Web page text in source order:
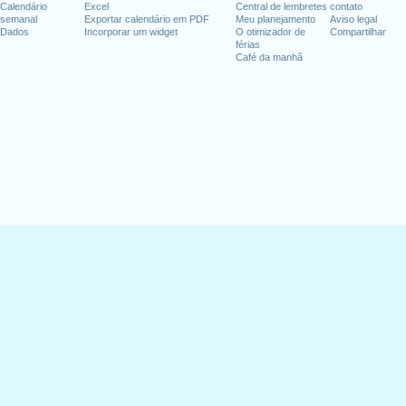
Calendário
semanal
Dados
Excel
Exportar calendário em PDF
Incorporar um widget
Central de lembretes
Meu planejamento
O otimizador de
férias
Café da manhã
contato
Aviso legal
Compartilhar